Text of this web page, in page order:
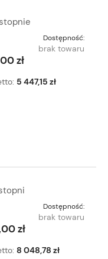
Dostępność:
brak towaru
zł
5 447,15 zł
Dostępność:
brak towaru
zł
8 048,78 zł